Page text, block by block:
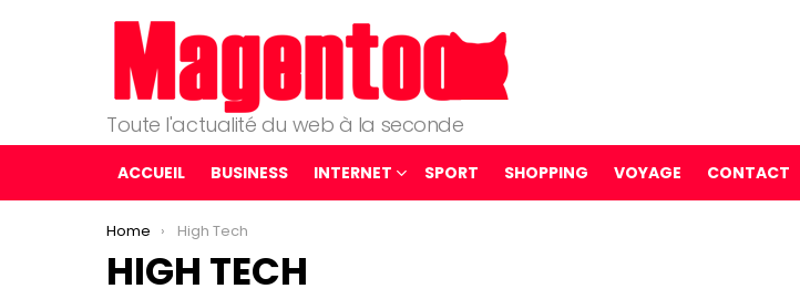
Toute l'actualité du web à la seconde
ACCUEIL BUSINESS INTERNET SPORT SHOPPING VOYAGE CONTACT
You are here:
Home High Tech
HIGH TECH